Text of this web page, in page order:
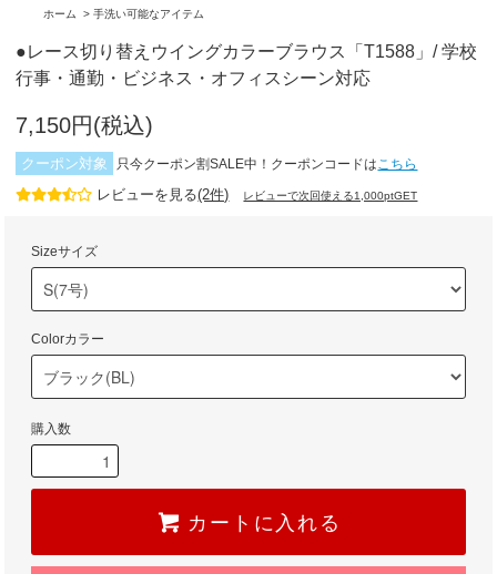
ホーム
>手洗い可能なアイテム
●レース切り替えウイングカラーブラウス「T1588」/ 学校
行事・通勤・ビジネス・オフィスシーン対応
7,150円(税込)
クーポン対象 只今クーポン割SALE中！クーポンコードはこちら
レビューを見る(2件) レビューで次回使える1,000ptGET
Sizeサイズ
Colorカラー
購入数
カートに入れる